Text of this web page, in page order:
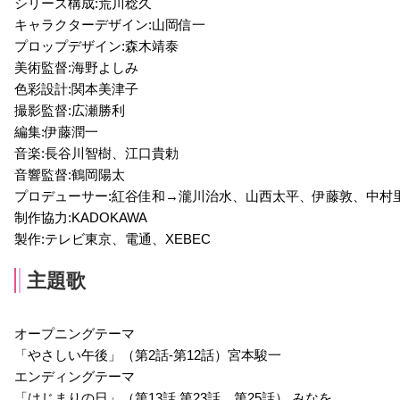
声優：小菅真美
シリーズ構成:荒川稔久
キャラクターデザイン:山岡信一
プロップデザイン:森木靖泰
美術監督:海野よしみ
色彩設計:関本美津子
撮影監督:広瀬勝利
編集:伊藤潤一
音楽:長谷川智樹、江口貴勅
音響監督:鶴岡陽太
プロデューサー:紅谷佳和→瀧川治水、山西太平、伊藤敦、中村
制作協力:KADOKAWA
製作:テレビ東京、電通、XEBEC
主題歌
オープニングテーマ
「やさしい午後」（第2話-第12話）宮本駿一
エンディングテーマ